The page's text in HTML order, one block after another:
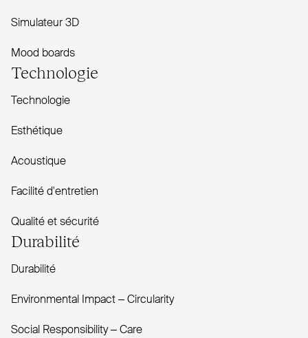
Simulateur 3D
Mood boards
Technologie
Technologie
Esthétique
Acoustique
Facilité d'entretien
Qualité et sécurité
Durabilité
Durabilité
Envi­ronmental Impact – Cir­cularity
Social Responsibility – Care